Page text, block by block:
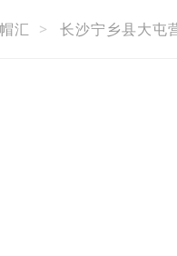
汇 > 长沙宁乡县大屯